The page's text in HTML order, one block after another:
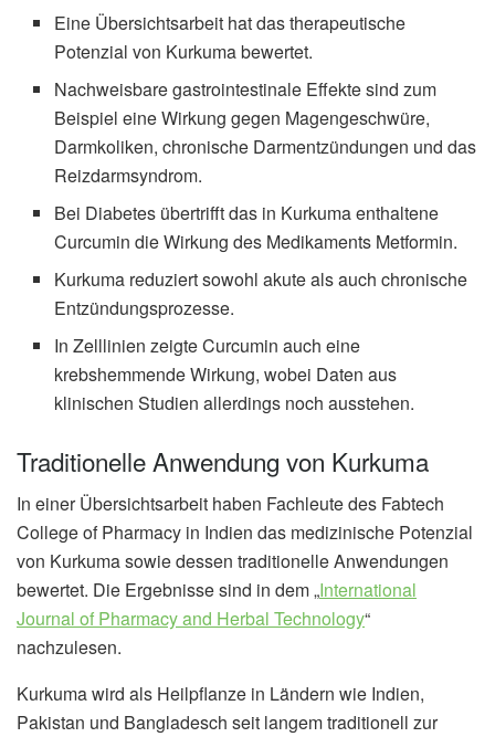
Eine Übersichtsarbeit hat das therapeutische
Potenzial von Kurkuma bewertet.
Nachweisbare gastrointestinale Effekte sind zum
Beispiel eine Wirkung gegen Magengeschwüre,
Darmkoliken, chronische Darmentzündungen und das
Reizdarmsyndrom.
Bei Diabetes übertrifft das in Kurkuma enthaltene
Curcumin die Wirkung des Medikaments Metformin.
Kurkuma reduziert sowohl akute als auch chronische
Entzündungsprozesse.
In Zelllinien zeigte Curcumin auch eine
krebshemmende Wirkung, wobei Daten aus
klinischen Studien allerdings noch ausstehen.
Traditionelle Anwendung von Kurkuma
In einer Übersichtsarbeit haben Fachleute des Fabtech
College of Pharmacy in Indien das medizinische Potenzial
von Kurkuma sowie dessen traditionelle Anwendungen
bewertet. Die Ergebnisse sind in dem „International
Journal of Pharmacy and Herbal Technology“
nachzulesen.
Kurkuma wird als Heilpflanze in Ländern wie Indien,
Pakistan und Bangladesch seit langem traditionell zur